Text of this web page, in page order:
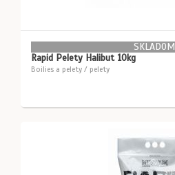
SKLADOM
Rapid Pelety Halibut 10kg
Boilies a pelety / pelety